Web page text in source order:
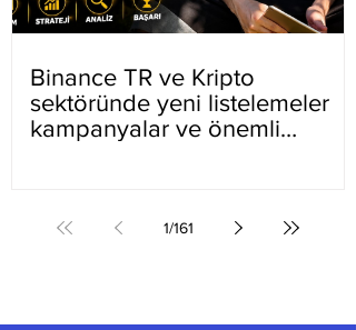
Binance TR ve Kripto
sektöründe yeni listelemeler
kampanyalar ve önemli
1/161